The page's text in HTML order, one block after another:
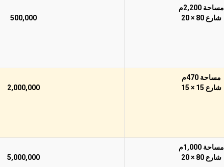
مساحة 2,200م
شارع 80 × 20
500,000
مساحة 470م
شارع 15 × 15
2,000,000
مساحة 1,000م
شارع 80 × 20
5,000,000